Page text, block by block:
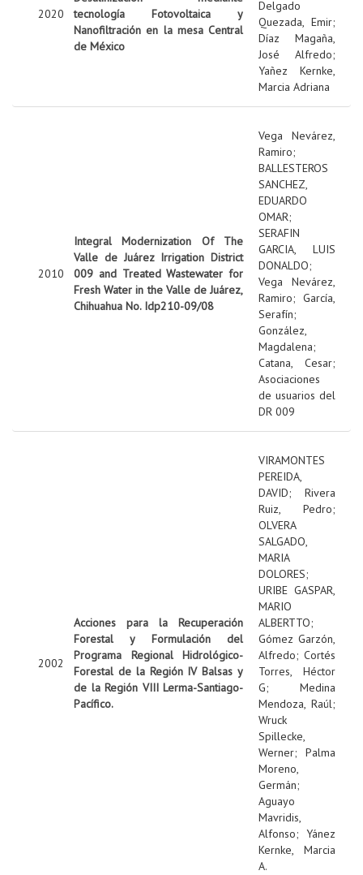
2020
tecnología Fotovoltaica y
Nanofiltración en la mesa Central
de México
Delgado
Quezada, Emir;
Díaz Magaña,
José Alfredo;
Yañez Kernke,
Marcia Adriana
2010
Integral Modernization Of The
Valle de Juárez Irrigation District
009 and Treated Wastewater for
Fresh Water in the Valle de Juárez,
Chihuahua No. Idp210-09/08
Vega Nevárez,
Ramiro;
BALLESTEROS
SANCHEZ,
EDUARDO
OMAR;
SERAFIN
GARCIA, LUIS
DONALDO;
Vega Nevárez,
Ramiro; García,
Serafín;
González,
Magdalena;
Catana, Cesar;
Asociaciones
de usuarios del
DR 009
2002
Acciones para la Recuperación
Forestal y Formulación del
Programa Regional Hidrológico-
Forestal de la Región IV Balsas y
de la Región VIII Lerma-Santiago-
Pacífico.
VIRAMONTES
PEREIDA,
DAVID; Rivera
Ruiz, Pedro;
OLVERA
SALGADO,
MARIA
DOLORES;
URIBE GASPAR,
MARIO
ALBERTTO;
Gómez Garzón,
Alfredo; Cortés
Torres, Héctor
G; Medina
Mendoza, Raúl;
Wruck
Spillecke,
Werner; Palma
Moreno,
Germán;
Aguayo
Mavridis,
Alfonso; Yánez
Kernke, Marcia
A.